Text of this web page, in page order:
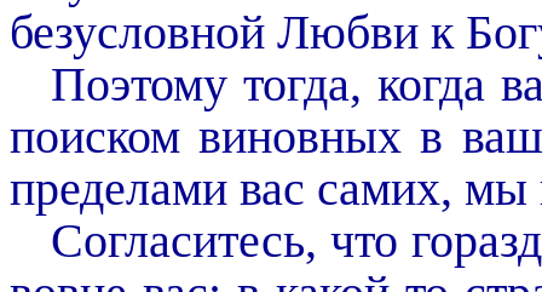
безусловной Любви к
Поэтому тогда, когда
поиском виновных в
пределами вас самих,
Согласитесь, что